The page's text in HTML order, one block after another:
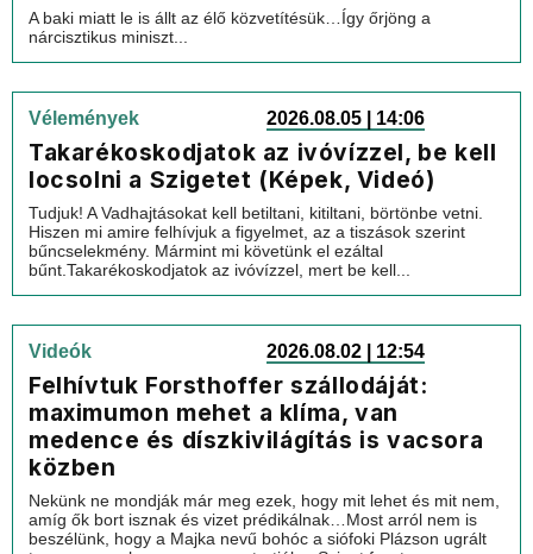
A baki miatt le is állt az élő közvetítésük…Így őrjöng a
nárcisztikus miniszt...
Vélemények 2026.08.05 | 14:06
Takarékoskodjatok az ivóvízzel, be kell
locsolni a Szigetet (Képek, Videó)
Tudjuk! A Vadhajtásokat kell betiltani, kitiltani, börtönbe vetni.
Hiszen mi amire felhívjuk a figyelmet, az a tiszások szerint
bűncselekmény. Mármint mi követünk el ezáltal
bűnt.Takarékoskodjatok az ivóvízzel, mert be kell...
Videók 2026.08.02 | 12:54
Felhívtuk Forsthoffer szállodáját:
maximumon mehet a klíma, van
medence és díszkivilágítás is vacsora
közben
Nekünk ne mondják már meg ezek, hogy mit lehet és mit nem,
amíg ők bort isznak és vizet prédikálnak…Most arról nem is
beszélünk, hogy a Majka nevű bohóc a siófoki Plázson ugrált